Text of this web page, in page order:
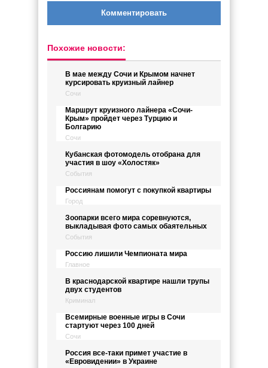
Комментировать
Похожие новости:
В мае между Сочи и Крымом начнет
курсировать круизный лайнер
Сочи
Маршрут круизного лайнера «Сочи-
Крым» пройдет через Турцию и
Болгарию
Сочи
Кубанская фотомодель отобрана для
участия в шоу «Холостяк»
События
Россиянам помогут с покупкой квартиры
Город
Зоопарки всего мира соревнуются,
выкладывая фото самых обаятельных
События
Россию лишили Чемпионата мира
Главное
В краснодарской квартире нашли трупы
двух студентов
Криминал
Всемирные военные игры в Сочи
стартуют через 100 дней
Сочи
Россия все-таки примет участие в
«Евровидении» в Украине